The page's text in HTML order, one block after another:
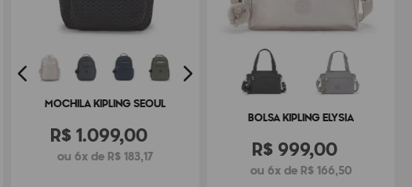
MOCHILA KIPLING SEOUL
R$ 1.099,00
ou 6x de R$ 183,17
BOLSA KIPLING ELYSIA
R$ 999,00
ou 6x de R$ 166,50